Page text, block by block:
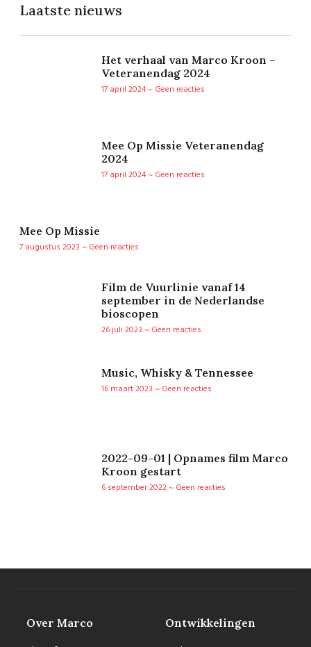
Laatste nieuws
Het verhaal van Marco Kroon –
Veteranendag 2024
17 april 2024
Geen reacties
Mee Op Missie Veteranendag
2024
17 april 2024
Geen reacties
Mee Op Missie
7 augustus 2023
Geen reacties
Film de Vuurlinie vanaf 14
september in de Nederlandse
bioscopen
26 juli 2023
Geen reacties
Music, Whisky & Tennessee
16 maart 2023
Geen reacties
2022-09-01 | Opnames film Marco
Kroon gestart
6 september 2022
Geen reacties
Over Marco Ontwikkelingen